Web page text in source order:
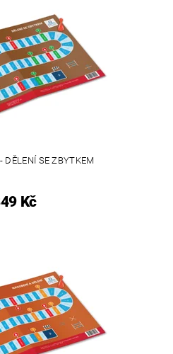
DĚLENÍ SE ZBYTKEM
Kč